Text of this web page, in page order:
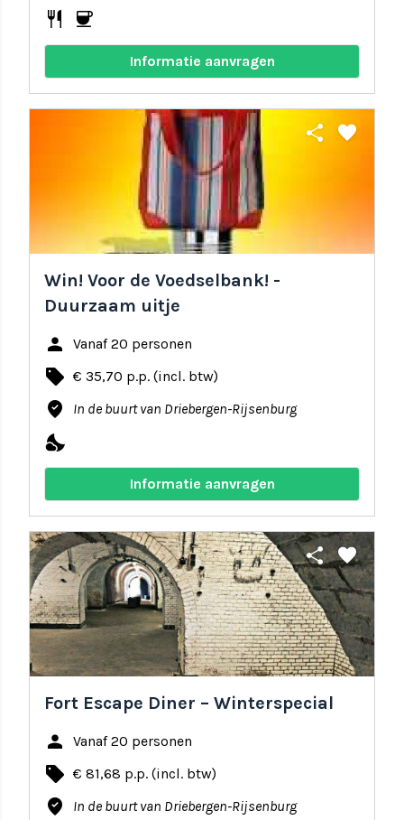
restaurant coffee
Informatie aanvragen
share favorite
Win! Voor de Voedselbank! -
Duurzaam uitje
person Vanaf 20 personen
local_offer € 35,70 p.p. (incl. btw)
where_to_vote In de buurt van Driebergen-Rijsenburg
nights_stay
Informatie aanvragen
share favorite
Fort Escape Diner – Winterspecial
person Vanaf 20 personen
local_offer € 81,68 p.p. (incl. btw)
where_to_vote In de buurt van Driebergen-Rijsenburg